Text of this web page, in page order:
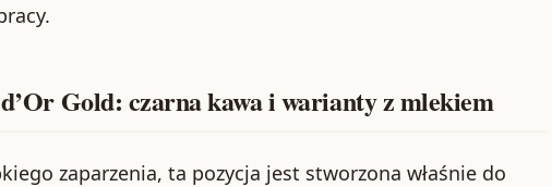
Gold: czarna kawa i warianty z mlekiem
zaparzenia, ta pozycja jest stworzona właśnie do